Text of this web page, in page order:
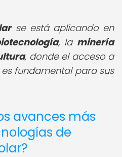
se está aplicando en
, la minería
, donde el acceso a
fundamental para sus
avances más
de